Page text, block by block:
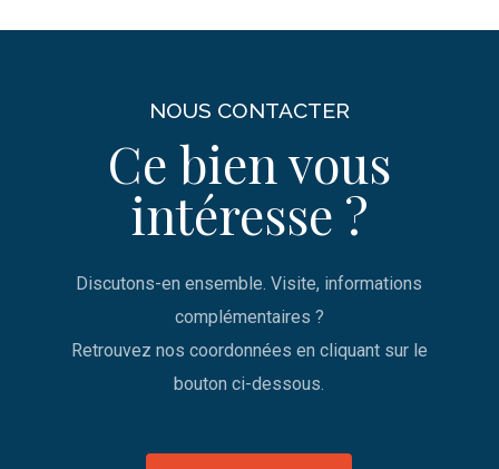
NOUS CONTACTER
Ce bien vous
intéresse ?
Discutons-en ensemble. Visite, informations
complémentaires ?
Retrouvez nos coordonnées en cliquant sur le
bouton ci-dessous.